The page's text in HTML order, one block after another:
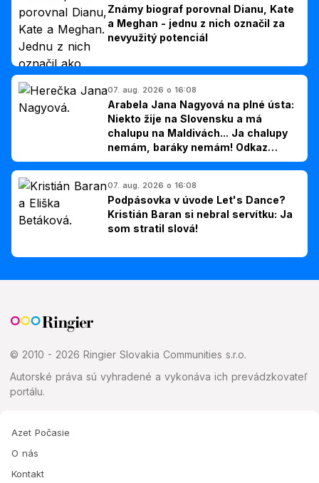
Známy biograf porovnal Dianu, Kate
a Meghan - jednu z nich označil za
nevyužitý potenciál
07. aug. 2026 o 16:08
Arabela Jana Nagyová na plné ústa:
Niekto žije na Slovensku a má
chalupu na Maldivách... Ja chalupy
nemám, baráky nemám! Odkaz
Slovákom
07. aug. 2026 o 16:08
Podpásovka v úvode Let's Dance?
Kristián Baran si nebral servítku: Ja
som stratil slová!
© 2010 - 2026 Ringier Slovakia Communities s.r.o.
Autorské práva sú vyhradené a vykonáva ich prevádzkovateľ
portálu.
Azet Počasie
O nás
Kontakt